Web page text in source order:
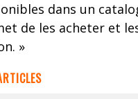
dans un
de les acheter et
»